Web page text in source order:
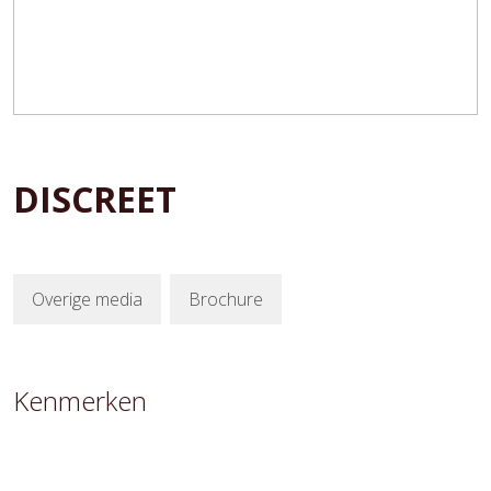
DISCREET
Overige media Brochure
Kenmerken